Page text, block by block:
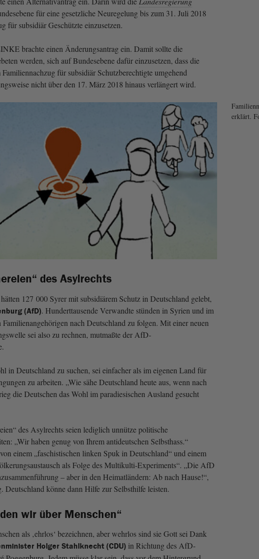
für eine gesetzliche Neuregelung bis zum 31. Juli 2018
für subsidiär Geschützte einzusetzen.
brachte einen Änderungsantrag ein. Damit sollte die
werden, sich auf Bundesebene dafür einzusetzen, dass die
für subsidiär Schutzberechtigte umgehend
nicht über den 17. März 2018 hinaus verlängert wird.
erklärt.
des Asylrechts
127 000 Syrer mit subsidiärem Schutz in Deutschland gelebt,
(AfD). Hunderttausende Verwandte stünden in Syrien und im
nach Deutschland zu folgen. Mit einer neuen
sei also zu rechnen, mutmaßte der AfD-
in Deutschland zu suchen, sei einfacher als im eigenen Land für
zu arbeiten. „Wie sähe Deutschland heute aus, wenn nach
die Deutschen das Wohl im paradiesischen Ausland gesucht
des Asylrechts seien lediglich unnütze politische
„Wir haben genug von Ihrem antideutschen Selbsthass.“
einem „faschistischen linken Spuk in Deutschland“ und einem
als Folge des Multikulti-Experiments“. „Die AfD
– aber in den Heimatländern: Ab nach Hause!“,
Deutschland könne dann Hilfe zur Selbsthilfe leisten.
wir über Menschen“
als ‚ehrlos‘ bezeichnen, aber wehrlos sind sie Gott sei Dank
Holger Stahlknecht (CDU) in Richtung des AfD-